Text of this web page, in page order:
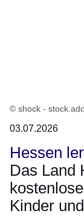
© shock -
03.07.2026
Hessen
Das Land
Kinder